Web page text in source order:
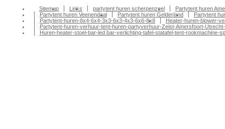
Sitemap Links partytent huren scherpenzeel
Partytent huren
Partytent huren Veenendaal
Partytent huren Gelderland
Partytent
Partytent-huren-8x4-6x4-3x3-6x3-4x3-6x6-8x8
Heater-huren-blower-
Partytent-huren-verhuur-tent-huren-partyverhuur-Zeist-Amersfoort-
Huren-heater-stoel-bar-led bar-verlichting-tafel-statafel-tent-